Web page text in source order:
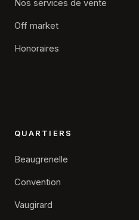
Nos services de vente
Off market
Honoraires
QUARTIERS
Beaugrenelle
Convention
Vaugirard